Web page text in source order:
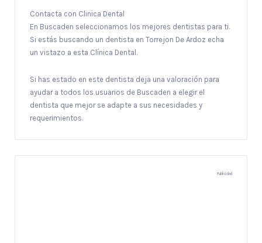
Contacta con Clinica Dental
En Buscaden seleccionamos los mejores dentistas para ti.
Si estás buscando un dentista en Torrejon De Ardoz echa
un vistazo a esta Clínica Dental.
Si has estado en este dentista deja una valoración para
ayudar a todos los usuarios de Buscaden a elegir el
dentista que mejor se adapte a sus necesidades y
requerimientos.
Publicidad